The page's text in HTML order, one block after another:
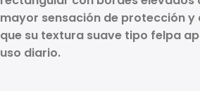
mayor sensación de protección y
que su textura suave tipo felpa
uso diario.